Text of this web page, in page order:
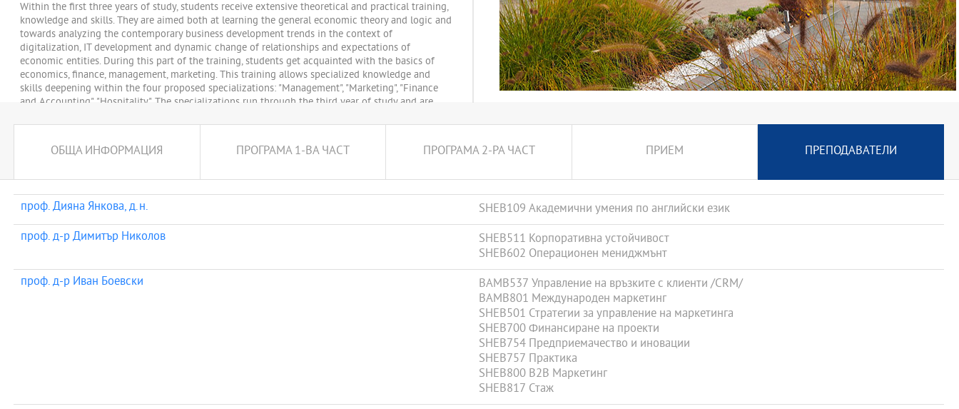
Within the first three years of study, students receive extensive theoretical and practical training,
knowledge and skills. They are aimed both at learning the general economic theory and logic and
towards analyzing the contemporary business development trends in the context of
digitalization, IT development and dynamic change of relationships and expectations of
economic entities. During this part of the training, students get acquainted with the basics of
economics, finance, management, marketing. This training allows specialized knowledge and
skills deepening within the four proposed specializations: "Management", "Marketing", "Finance
and Accounting", "Hospitality". The specializations run through the third year of study and are
ОБЩА ИНФОРМАЦИЯ ПРОГРАМА 1-ВА ЧАСТ ПРОГРАМА 2-РА ЧАСТ ПРИЕМ ПРЕПОДАВАТЕЛИ
проф. Дияна Янкова, д.н.
SHEB109 Академични умения по английски език
проф. д-р Димитър Николов
SHEB511 Корпоративна устойчивост
SHEB602 Операционен мениджмънт
проф. д-р Иван Боевски
BAMB537 Управление на връзките с клиенти /CRM/
BAMB801 Международен маркетинг
SHEB501 Стратегии за управление на маркетинга
SHEB700 Финансиране на проекти
SHEB754 Предприемачество и иновации
SHEB757 Практика
SHEB800 B2B Маркетинг
SHEB817 Стаж